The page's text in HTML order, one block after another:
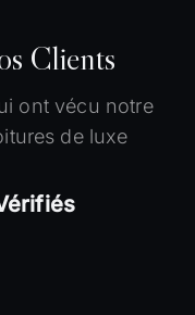
Clients
ont vécu notre
de luxe